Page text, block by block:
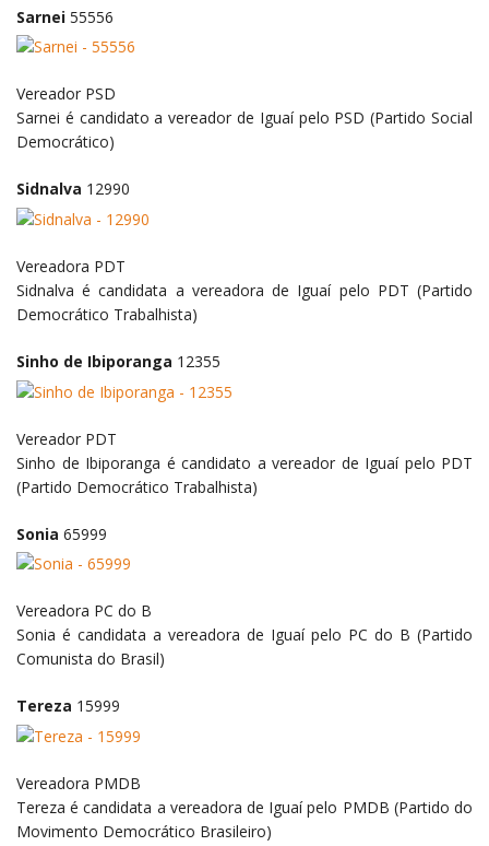
Sarnei 55556
Vereador PSD
Sarnei é candidato a vereador de Iguaí pelo PSD (Partido Social
Democrático)
Sidnalva 12990
Vereadora PDT
Sidnalva é candidata a vereadora de Iguaí pelo PDT (Partido
Democrático Trabalhista)
Sinho de Ibiporanga 12355
Vereador PDT
Sinho de Ibiporanga é candidato a vereador de Iguaí pelo PDT
(Partido Democrático Trabalhista)
Sonia 65999
Vereadora PC do B
Sonia é candidata a vereadora de Iguaí pelo PC do B (Partido
Comunista do Brasil)
Tereza 15999
Vereadora PMDB
Tereza é candidata a vereadora de Iguaí pelo PMDB (Partido do
Movimento Democrático Brasileiro)